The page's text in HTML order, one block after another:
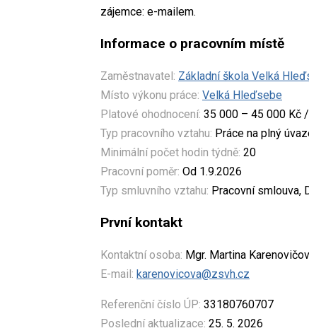
zájemce: e-mailem.
Informace o pracovním místě
Zaměstnavatel: Základní škola Velká
Místo výkonu práce: Velká Hleďsebe
Platové ohodnocení: 35 000 – 45 000 Kč
Typ pracovního vztahu: Práce na plný
Minimální počet hodin týdně: 20
Pracovní poměr: Od 1.9.2026
Typ smluvního vztahu: Pracovní smlouva,
První kontakt
Kontaktní osoba: Mgr. Martina
E-mail: karenovicova@zsvh.cz
Referenční číslo ÚP: 33180760707
Poslední aktualizace: 25. 5. 2026